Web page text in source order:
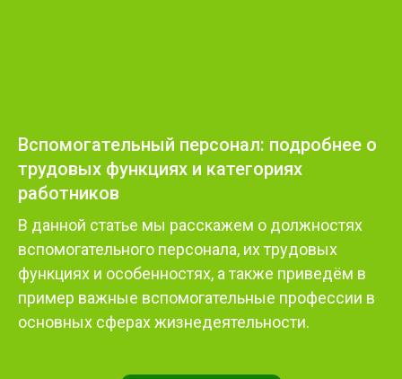
Вспомогательный персонал: подробнее о
трудовых функциях и категориях
работников
В данной статье мы расскажем о должностях
вспомогательного персонала, их трудовых
функциях и особенностях, а также приведём в
пример важные вспомогательные профессии в
основных сферах жизнедеятельности.